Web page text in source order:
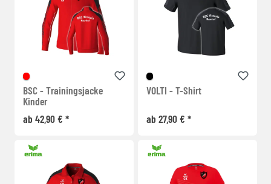
BSC - Trainingsjacke
Kinder
ab 42,90 € *
VOLTI - T-Shirt
ab 27,90 € *